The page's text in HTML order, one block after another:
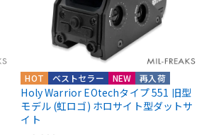
HOT NEW 再入荷
ベストセラー
Holy Warrior EOtechタイプ 551 旧型
モデル (虹ロゴ) ホロサイト型ダットサ
イト